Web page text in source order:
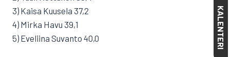
3) Kaisa Kuusela 37,2
4) Mirka Havu 39,1
5) Eveliina Suvanto 40,0
KALENTERI